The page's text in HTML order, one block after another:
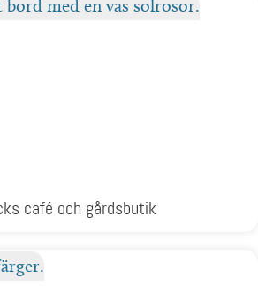
café och gårdsbutik